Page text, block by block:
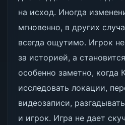
на исход. Иногда
мгновенно, в других
всегда ощутимо. Игрок
за историей, а
особенно заметно, когда
исследовать локации,
видеозаписи,
и игрок. Игра не дает